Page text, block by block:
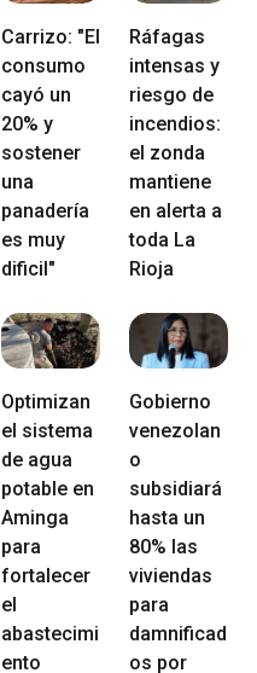
Carrizo: "El
consumo
cayó un
20% y
sostener
una
panadería
es muy
dificil"
Ráfagas
intensas y
riesgo de
incendios:
el zonda
mantiene
en alerta a
toda La
Rioja
Optimizan
el sistema
de agua
potable en
Aminga
para
fortalecer
el
abastecimi
ento
Gobierno
venezolan
o
subsidiará
hasta un
80% las
viviendas
para
damnificad
os por